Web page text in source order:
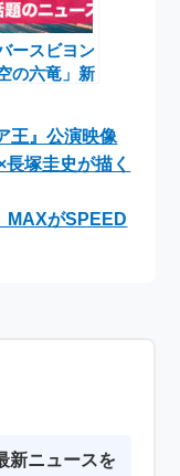
ースビヨン
の六竜」新
王』公演映像
塚圭史が描く
MAXがSPEED
新ニュースを